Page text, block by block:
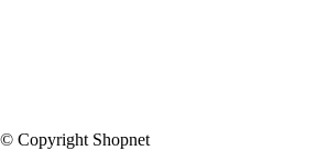
© Copyright Shopnet